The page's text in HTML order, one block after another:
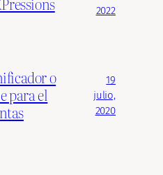
2022
o
para el
19
julio,
2020